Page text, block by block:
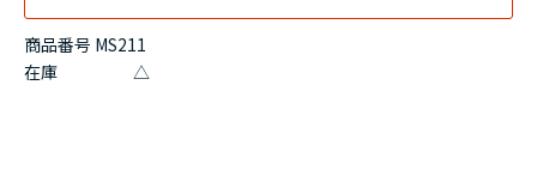
商品番号 MS211
在庫 △